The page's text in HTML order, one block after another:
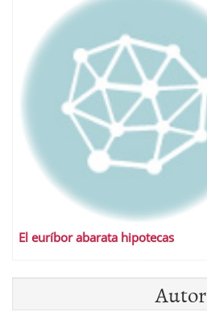
El euríbor abarata hipotecas
Autor